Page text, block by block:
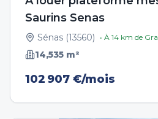
Saurins Senas
Sénas (13560) • À 14 km de
14,535 m²
102 907 €/mois